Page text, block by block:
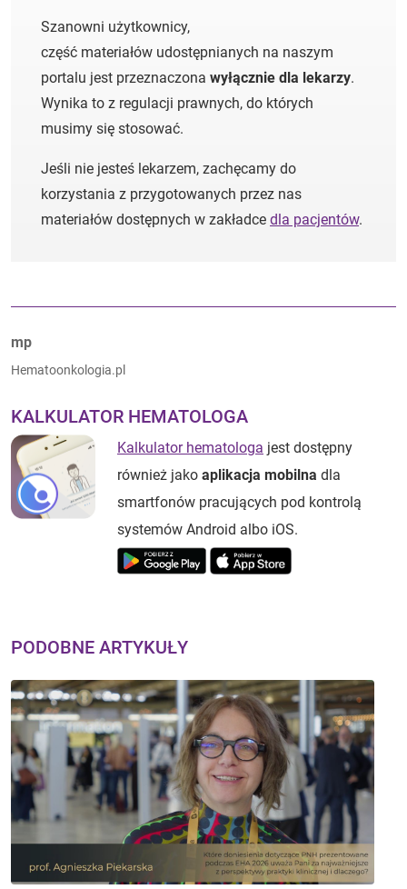
Szanowni użytkownicy,
część materiałów udostępnianych na naszym
portalu jest przeznaczona wyłącznie dla lekarzy.
Wynika to z regulacji prawnych, do których
musimy się stosować.
Jeśli nie jesteś lekarzem, zachęcamy do
korzystania z przygotowanych przez nas
materiałów dostępnych w zakładce dla pacjentów.
Autorzy:
mp
Hematoonkologia.pl
KALKULATOR HEMATOLOGA
Kalkulator hematologa jest dostępny
również jako aplikacja mobilna dla
smartfonów pracujących pod kontrolą
systemów Android albo iOS.
PODOBNE ARTYKUŁY